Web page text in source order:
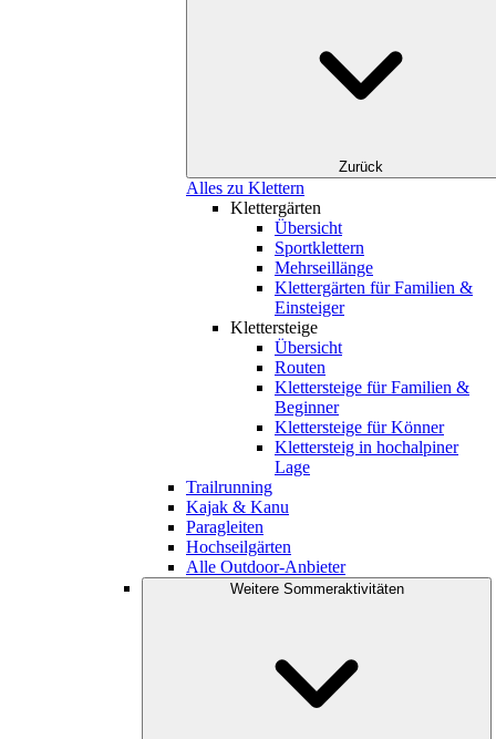
Zurück
Alles zu Klettern
Klettergärten
Übersicht
Sportklettern
Mehrseillänge
Klettergärten für Familien &
Einsteiger
Klettersteige
Übersicht
Routen
Klettersteige für Familien &
Beginner
Klettersteige für Könner
Klettersteig in hochalpiner
Lage
Trailrunning
Kajak & Kanu
Paragleiten
Hochseilgärten
Alle Outdoor-Anbieter
Weitere Sommeraktivitäten